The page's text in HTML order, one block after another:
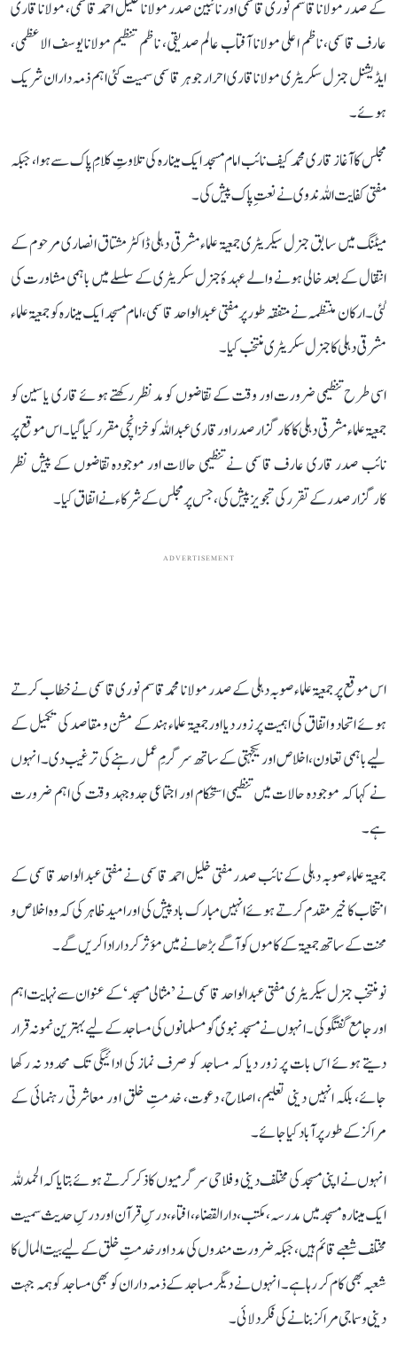
کے صدر مولانا قاسم نوری قاسمی اور نائبین صدر مولانا خلیل احمد قاسمی، مولانا قاری
عارف قاسمی، ناظم اعلی مولانا آفتاب عالم صدیقی، ناظم تنظیم مولانا یوسف الاعظمی،
ایڈیشنل جنرل سکریٹری مولانا قاری احرار جوہر قاسمی سمیت کئی اہم ذمہ داران شریک
ہوئے ۔
مجلس کا آغاز قاری محمد کیف نائب امام مسجد ایک مینارہ کی تلاوتِ کلامِ پاک سے ہوا، جبکہ
مفتی کفایت اللہ ندوی نے نعتِ پاک پیش کی۔
میٹنگ میں سابق جنرل سیکریٹری جمعیۃ علماء مشرقی دہلی ڈاکٹر مشتاق انصاری مرحوم کے
انتقال کے بعد خالی ہونے والے عہدۂ جنرل سکریٹری کے سلسلے میں باہمی مشاورت کی
گئی۔ ارکان منتظمہ نے متفقہ طور پر مفتی عبد الواحد قاسمی، امام مسجد ایک مینارہ کو جمعیۃ علماء
مشرقی دہلی کا جنرل سکریٹری منتخب کیا۔
اسی طرح تنظیمی ضرورت اور وقت کے تقاضوں کو مدنظر رکھتے ہوئے قاری یاسین کو
جمعیۃ علماء مشرقی دہلی کا کارگزار صدر اور قاری عبد اللہ کو خزانچی مقرر کیا گیا۔ اس موقع پر
نائب صدر قاری عارف قاسمی نے تنظیمی حالات اور موجودہ تقاضوں کے پیش نظر
کارگزار صدر کے تقرر کی تجویز پیش کی، جس پر مجلس کے شرکاء نے اتفاق کیا۔
ADVERTISEMENT
اس موقع پر جمعیۃ علماء صوبہ دہلی کے صدر مولانا محمد قاسم نوری قاسمی نے خطاب کرتے
ہوئے اتحاد و اتفاق کی اہمیت پر زور دیا اور جمعیۃ علماء ہند کے مشن و مقاصد کی تکمیل کے
لیے باہمی تعاون، اخلاص اور یکجہتی کے ساتھ سرگرمِ عمل رہنے کی ترغیب دی۔ انہوں
نے کہا کہ موجودہ حالات میں تنظیمی استحکام اور اجتماعی جدوجہد وقت کی اہم ضرورت
ہے۔
جمعیۃ علماء صوبہ دہلی کے نائب صدر مفتی خلیل احمد قاسمی نے مفتی عبد الواحد قاسمی کے
انتخاب کا خیر مقدم کرتے ہوئے انہیں مبارک باد پیش کی اور امید ظاہر کی کہ وہ اخلاص و
محنت کے ساتھ جمعیۃ کے کاموں کو آگے بڑھانے میں مؤثر کردار ادا کریں گے۔
نو منتخب جنرل سیکریٹری مفتی عبد الواحد قاسمی نے ’مثالی مسجد‘ کے عنوان سے نہایت اہم
اور جامع گفتگو کی۔ انہوں نے مسجد نبویؐ کو مسلمانوں کی مساجد کے لیے بہترین نمونہ قرار
دیتے ہوئے اس بات پر زور دیا کہ مساجد کو صرف نماز کی ادائیگی تک محدود نہ رکھا
جائے، بلکہ انہیں دینی تعلیم، اصلاح، دعوت، خدمتِ خلق اور معاشرتی رہنمائی کے
مراکز کے طور پر آباد کیا جائے۔
انہوں نے اپنی مسجد کی مختلف دینی و فلاحی سرگرمیوں کا ذکر کرتے ہوئے بتایا کہ الحمدللہ
ایک مینارہ مسجد میں مدرسہ، مکتب، دارالقضاء، افتاء، درسِ قرآن اور درسِ حدیث سمیت
مختلف شعبے قائم ہیں، جبکہ ضرورت مندوں کی مدد اور خدمتِ خلق کے لیے بیت المال کا
شعبہ بھی کام کر رہا ہے۔ انہوں نے دیگر مساجد کے ذمہ داران کو بھی مساجد کو ہمہ جہت
دینی و سماجی مراکز بنانے کی فکر دلائی۔